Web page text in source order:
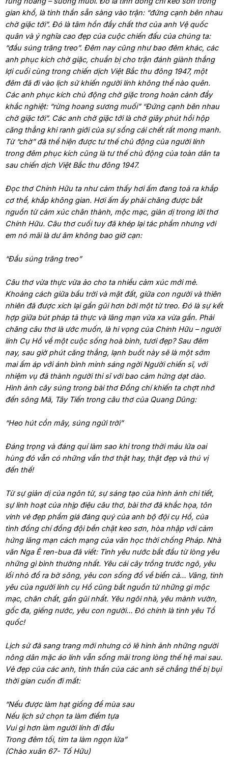
gian khổ, là tinh thần sẵn sàng vào trận: “đứng cạnh bên nhau
chờ giặc tới”. Đó là tâm hồn đầy chất thơ của anh Vệ quốc
quân và ý nghĩa cao đẹp của cuộc chiến đấu của chúng ta:
“đầu súng trăng treo”. Đêm nay cũng như bao đêm khác, các
anh phục kích chờ giặc, chuẩn bị cho trận đánh giành thắng
lợi cuối cùng trong chiến dịch Việt Bắc thu đông 1947, một
đêm đã đi vào lịch sử khiến người lính không thể nào quên.
Các anh phục kích chủ động chờ giặc trong hoàn cảnh đầy
khắc nghiệt: “rừng hoang sương muối” “Đứng cạnh bên nhau
chờ giặc tới”. Các anh chờ giặc tới là chờ giây phút hồi hộp
căng thẳng khi ranh giới của sự sống cái chết rất mong manh.
Từ “chờ” đã thể hiện được tư thế chủ động của người lính
trong đêm phục kích cũng là tư thế chủ động của toàn dân ta
sau chiến dịch Việt Bắc thu đông 1947.
Đọc thơ Chính Hữu ta như cảm thấy hơi ấm đang toả ra khắp
cơ thể, khắp không gian. Hơi ấm ấy phải chăng được bắt
nguồn từ cảm xúc chân thành, mộc mạc, giản dị trong lời thơ
Chính Hữu. Câu thơ cuối tuy đã khép lại tác phẩm nhưng với
em nó mãi là dư âm không bao giờ cạn:
“Đầu súng trăng treo”
Câu thơ vừa thực vừa ảo cho ta nhiều cảm xúc mới mẻ.
Khoảng cách giữa bầu trời và mặt đất, giữa con người và thiên
nhiên đã được xích lại gần gũi hơn bởi một từ treo. Đó là sự kết
hợp giữa bút pháp tả thực và lãng mạn vừa xa vừa gần. Phải
chăng câu thơ là ước muốn, là hi vọng của Chính Hữu – người
lính Cụ Hồ về một cuộc sống hoà bình, tươi đẹp? Sau đêm
nay, sau giờ phút căng thẳng, lạnh buốt này sẽ là một sớm
mai ấm áp với ánh bình minh sáng ngời Người chiến sĩ, với
nhiệm vụ đã thành người thi sĩ với bao cảm hứng dạt dào.
Hình ảnh cây súng trong bài thơ Đồng chí khiến ta chợt nhớ
đến sông Mã, Tây Tiến trong câu thơ của Quang Dũng:
“Heo hút cồn mây, súng ngửi trời”
Đáng trọng và đáng quí làm sao khi trong thời máu lửa oai
hùng đó vẫn có những vần thơ thật hay, thật đẹp và thú vị
đến thế!
Từ sự giản dị của ngôn từ, sự sáng tạo của hình ảnh chi tiết,
sự linh hoạt của nhịp điệu câu thơ, bài thơ đã khắc họa, tôn
vinh vẻ đẹp phẩm giá đáng quý của anh bộ đội cụ Hồ, của
tình đồng chí đồng đội bền chặt keo sơn, hòa nhập với cảm
hứng lãng mạn cách mạng của văn học thời chống Pháp. Nhà
văn Nga Ê ren-bua đã viết: Tình yêu nước bắt đầu từ lòng yêu
những gì bình thường nhất. Yêu cái cây trồng trước ngõ, yêu
lối nhỏ đổ ra bờ sông, yêu con sống đổ về biển cả… Vâng, tình
yêu của người lính cụ Hồ cũng bắt nguồn từ những gì mộc
mạc, chân chất, gần gũi nhất. Yêu ngôi nhà, yêu mảnh vườn,
gốc đa, giếng nước, yêu con người… Đó chính là tình yêu Tổ
quốc!
Lịch sử đã sang trang mới nhưng có lẽ hình ảnh những người
nông dân mặc áo lính vẫn sống mãi trong lòng thế hệ mai sau.
Vẻ đẹp của các anh, tinh thần của các anh sẽ chẳng thế bị bụi
thời gian cuốn đi mất:
“Nếu được làm hạt giống để mùa sau
Nếu lịch sử chọn ta làm điểm tựa
Vui gì hơn làm người lính đi đầu
Trong đêm tối, tim ta làm ngọn lửa”
(Chào xuân 67- Tố Hữu)